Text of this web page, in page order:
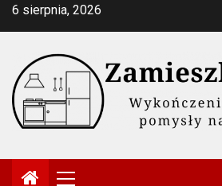
Przejdź
6 sierpnia, 2026